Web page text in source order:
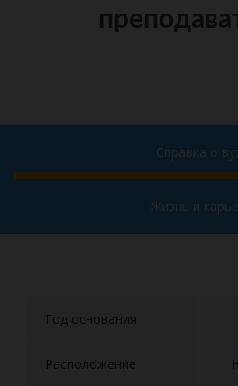
Справка о
Жизнь и
Год основания
Расположение